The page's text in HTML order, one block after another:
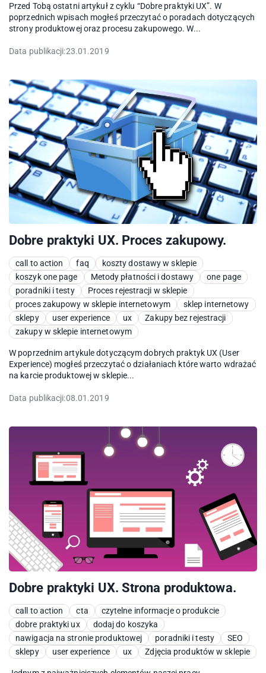
Przed Tobą ostatni artykuł z cyklu “Dobre praktyki UX”. W
poprzednich wpisach mogłeś przeczytać o poradach dotyczących
strony produktowej oraz procesu zakupowego. W...
Data publikacji:23.01.2019
Dobre praktyki UX. Proces zakupowy.
call to action faq
koszty dostawy w sklepie
koszyk one page
Metody płatności i dostawy
one page
poradniki i testy
Proces rejestracji w sklepie
proces zakupowy w sklepie internetowym
sklep internetowy
sklepy
user experience ux
Zakupy bez rejestracji
zakupy w sklepie internetowym
W poprzednim artykule dotyczącym dobrych praktyk UX (User
Experience) mogłeś przeczytać o działaniach które warto wdrażać
na karcie produktowej w sklepie...
Data publikacji:08.01.2019
Dobre praktyki UX. Strona produktowa.
call to action cta
czytelne informacje o produkcie
dobre praktyki ux
dodaj do koszyka
nawigacja na stronie produktowej
poradniki i testy
SEO
sklepy
user experience ux Zdjęcia produktów w sklepie